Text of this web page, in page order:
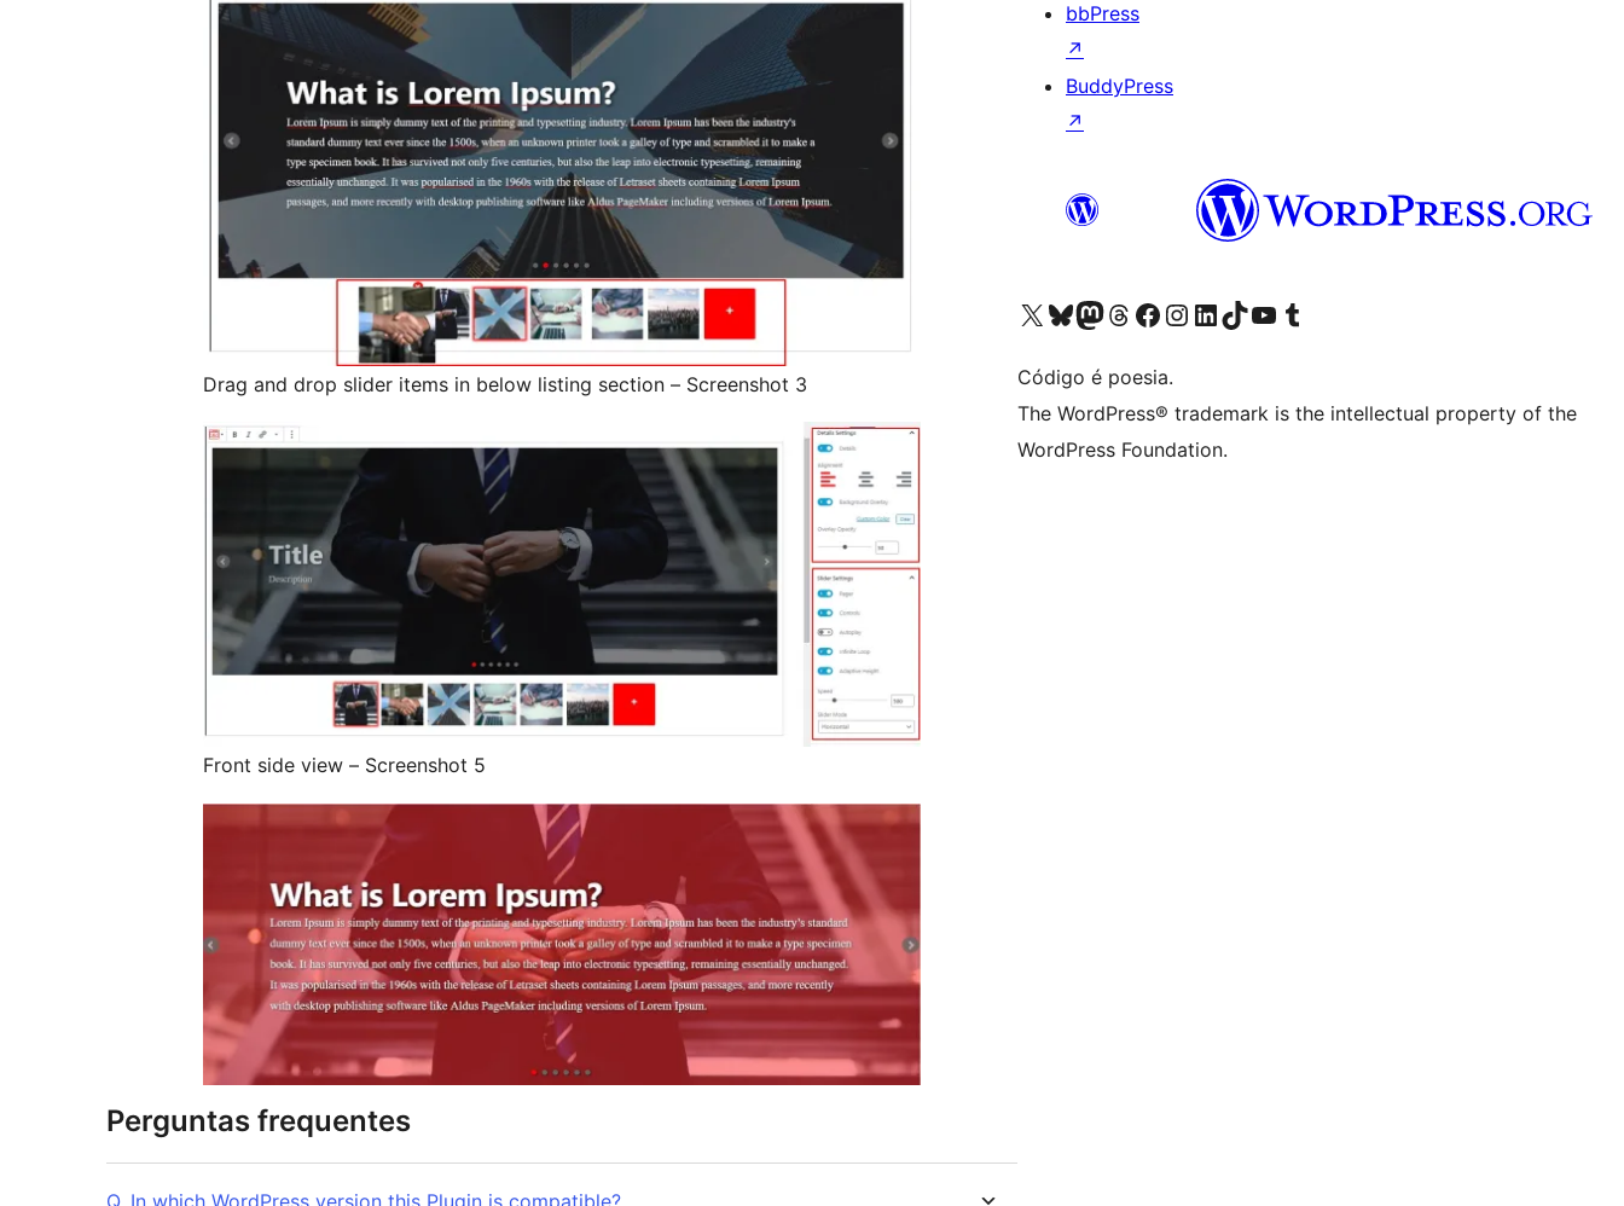
Drag and drop slider items in below listing section – Screenshot 3
Front side view – Screenshot 5
Perguntas frequentes
bbPress
↗
BuddyPress
↗
Acessar nossa conta do X (antigo Twitter)
Acessar nossa conta do Bluesky
Acessar nossa conta do Mastodon
Acessar nossa conta do Threads
Acessar nossa página do Facebook
Acessar nossa conta do Instagram
Acessar nossa conta do LinkedIn
Acessar nossa conta do TikTok
Acessar nosso canal do YouTube
Acessar nossa conta no Tumblr
Código é poesia.
The WordPress® trademark is the intellectual property of the
WordPress Foundation.